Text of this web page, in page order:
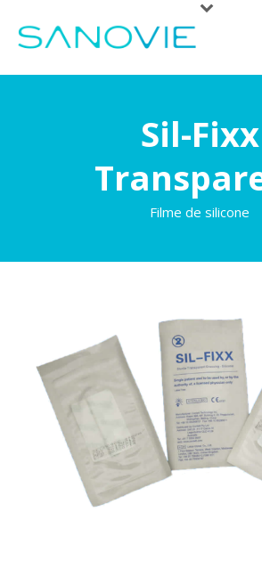
Sil-Fixx
Filme de silicone